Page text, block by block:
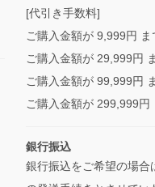
[代引き手数料]
ご購入金額が 9,999円 ま
ご購入金額が 29,999円
ご購入金額が 99,999円
ご購入金額が 299,999円
銀行振込
銀行振込をご希望の場合